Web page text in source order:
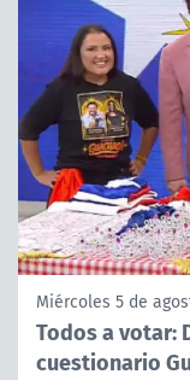
Miércoles 5 de
Todos a votar:
cuestionario